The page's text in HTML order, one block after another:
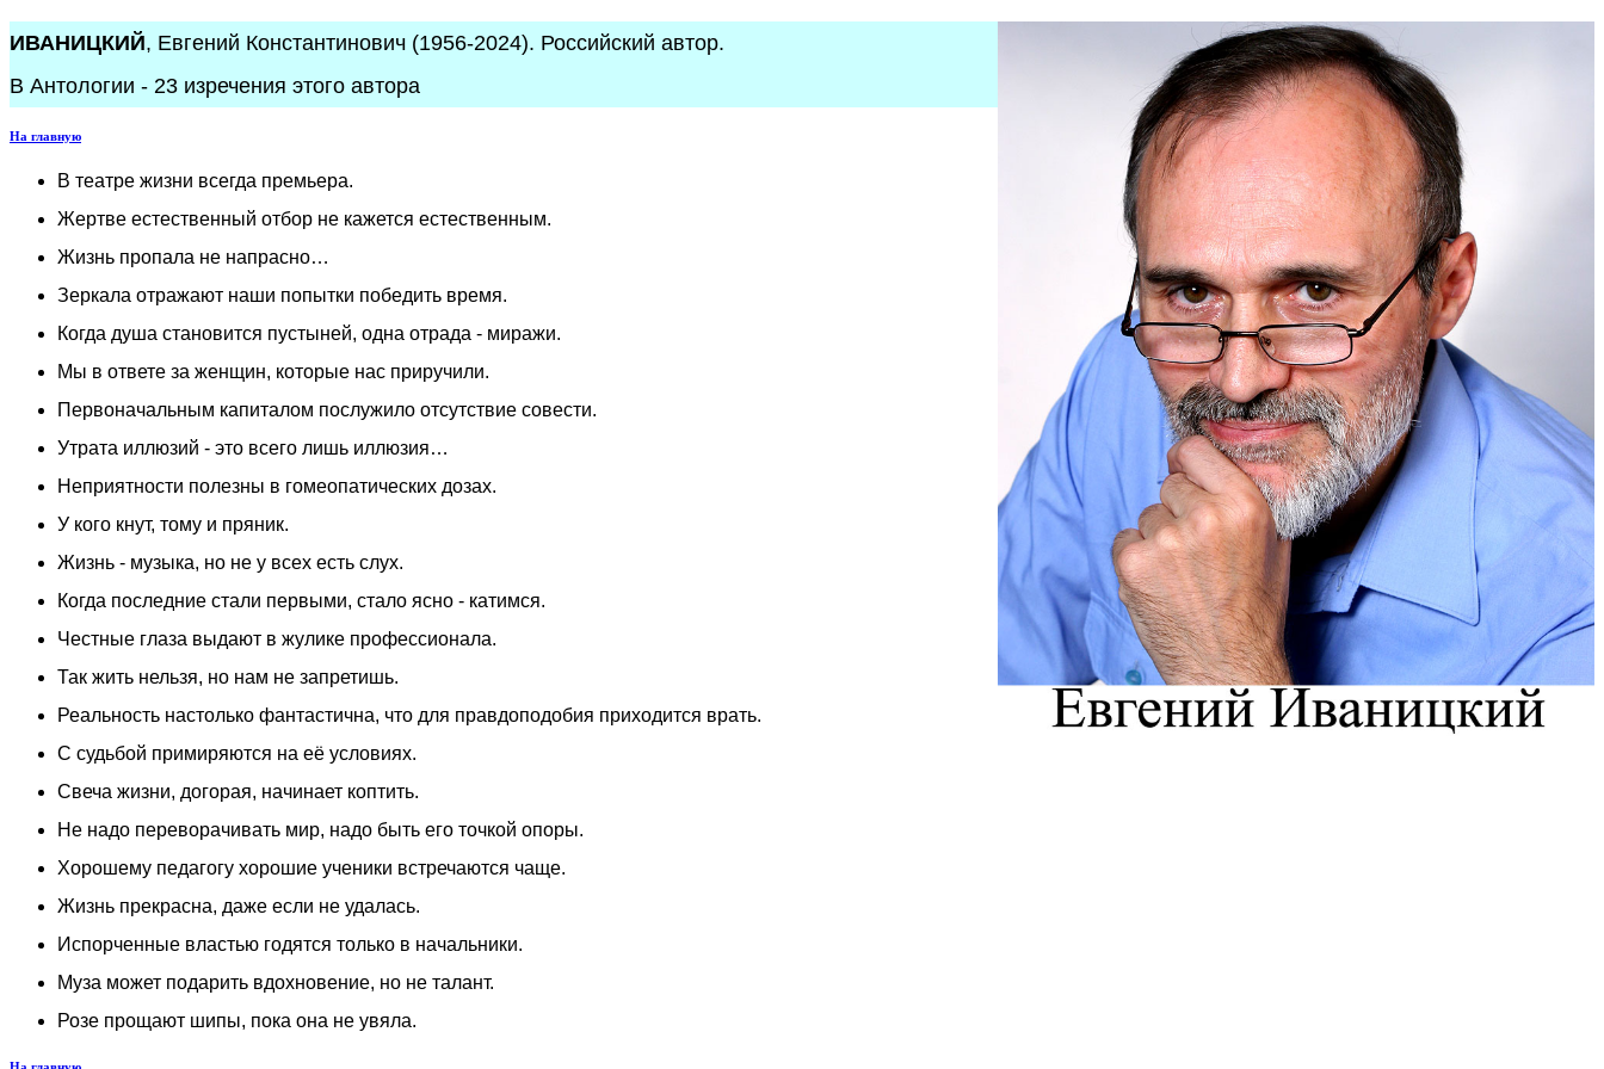
ИВАНИЦКИЙ, Евгений Константинович (1956-2024). Российский автор.
В Антологии - 23 изречения этого автора
На главную
В театре жизни всегда премьера.
Жертве естественный отбор не кажется естественным.
Жизнь пропала не напрасно…
Зеркала отражают наши попытки победить время.
Когда душа становится пустыней, одна отрада - миражи.
Мы в ответе за женщин, которые нас приручили.
Первоначальным капиталом послужило отсутствие совести.
Утрата иллюзий - это всего лишь иллюзия…
Неприятности полезны в гомеопатических дозах.
У кого кнут, тому и пряник.
Жизнь - музыка, но не у всех есть слух.
Когда последние стали первыми, стало ясно - катимся.
Честные глаза выдают в жулике профессионала.
Так жить нельзя, но нам не запретишь.
Реальность настолько фантастична, что для правдоподобия приходится врать.
С судьбой примиряются на её условиях.
Свеча жизни, догорая, начинает коптить.
Не надо переворачивать мир, надо быть его точкой опоры.
Хорошему педагогу хорошие ученики встречаются чаще.
Жизнь прекрасна, даже если не удалась.
Испорченные властью годятся только в начальники.
Муза может подарить вдохновение, но не талант.
Розе прощают шипы, пока она не увяла.